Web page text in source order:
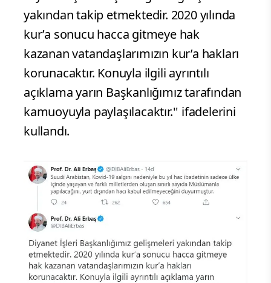
yakından takip etmektedir. 2020 yılında
kur’a sonucu hacca gitmeye hak
kazanan vatandaşlarımızın kur’a hakları
korunacaktır. Konuyla ilgili ayrıntılı
açıklama yarın Başkanlığımız tarafından
kamuoyuyla paylaşılacaktır.'' ifadelerini
kullandı.